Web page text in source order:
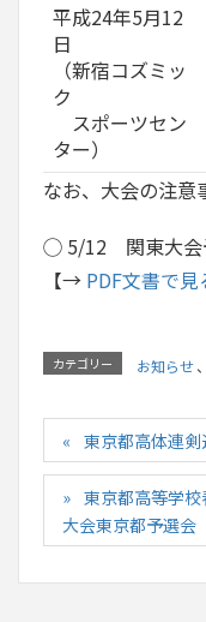
平成24年5月12
日
（新宿コズミッ
ク
スポーツセン
ター）
なお、大会の注意
◯ 5/12 関東大会
【→ PDF文書で見
カテゴリー お知らせ、
東京都高体連
東京都高等学
大会東京都予選